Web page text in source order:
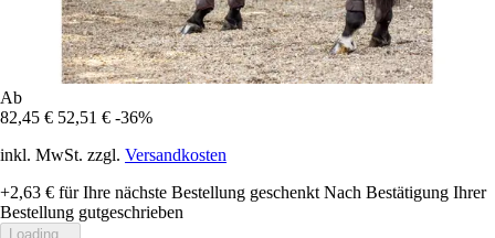
Ab
82,45 € 52,51 € -36%
inkl. MwSt. zzgl. Versandkosten
+2,63 € für Ihre nächste Bestellung geschenkt Nach Bestätigung Ihrer
Bestellung gutgeschrieben
Loading...